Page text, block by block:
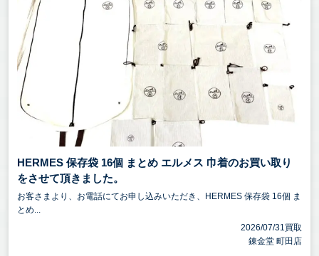
HERMES 保存袋 16個 まとめ エルメス 巾着のお買い取り
をさせて頂きました。
お客さまより、お電話にてお申し込みいただき、HERMES 保存袋 16個 ま
とめ...
2026/07/31買取
錬金堂 町田店